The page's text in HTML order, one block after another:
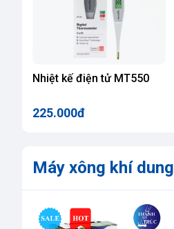
Xe lăn tay Lucass X97
Liên hệ giá
Máy xông khí dung